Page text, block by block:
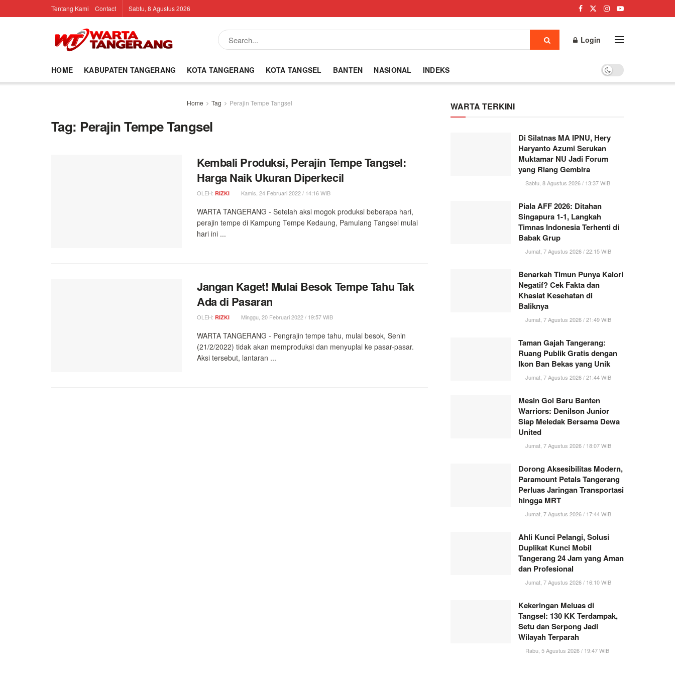
Tentang Kami Contact Sabtu, 8 Agustus 2026
Login
HOME KABUPATEN TANGERANG KOTA TANGERANG KOTA TANGSEL BANTEN NASIONAL INDEKS
Home Tag Perajin Tempe Tangsel
Tag: Perajin Tempe Tangsel
Kembali Produksi, Perajin Tempe Tangsel:
Harga Naik Ukuran Diperkecil
OLEH: RIZKI Kamis, 24 Februari 2022 / 14:16 WIB
WARTA TANGERANG - Setelah aksi mogok produksi beberapa hari,
perajin tempe di Kampung Tempe Kedaung, Pamulang Tangsel mulai
hari ini ...
Jangan Kaget! Mulai Besok Tempe Tahu Tak
Ada di Pasaran
OLEH: RIZKI Minggu, 20 Februari 2022 / 19:57 WIB
WARTA TANGERANG - Pengrajin tempe tahu, mulai besok, Senin
(21/2/2022) tidak akan memproduksi dan menyuplai ke pasar-pasar.
Aksi tersebut, lantaran ...
WARTA TERKINI
Di Silatnas MA IPNU, Hery
Haryanto Azumi Serukan
Muktamar NU Jadi Forum
yang Riang Gembira
Sabtu, 8 Agustus 2026 / 13:37 WIB
Piala AFF 2026: Ditahan
Singapura 1-1, Langkah
Timnas Indonesia Terhenti di
Babak Grup
Jumat, 7 Agustus 2026 / 22:15 WIB
Benarkah Timun Punya Kalori
Negatif? Cek Fakta dan
Khasiat Kesehatan di
Baliknya
Jumat, 7 Agustus 2026 / 21:49 WIB
Taman Gajah Tangerang:
Ruang Publik Gratis dengan
Ikon Ban Bekas yang Unik
Jumat, 7 Agustus 2026 / 21:44 WIB
Mesin Gol Baru Banten
Warriors: Denilson Junior
Siap Meledak Bersama Dewa
United
Jumat, 7 Agustus 2026 / 18:07 WIB
Dorong Aksesibilitas Modern,
Paramount Petals Tangerang
Perluas Jaringan Transportasi
hingga MRT
Jumat, 7 Agustus 2026 / 17:44 WIB
Ahli Kunci Pelangi, Solusi
Duplikat Kunci Mobil
Tangerang 24 Jam yang Aman
dan Profesional
Jumat, 7 Agustus 2026 / 16:10 WIB
Kekeringan Meluas di
Tangsel: 130 KK Terdampak,
Setu dan Serpong Jadi
Wilayah Terparah
Rabu, 5 Agustus 2026 / 19:47 WIB